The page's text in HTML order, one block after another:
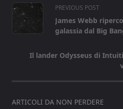
<span
class="nav-
subtitle
reader-
PREVIOUS POST
James Webb
galassia dal Big
Il lander Odysseus di
ARTICOLI DA NON PERDERE